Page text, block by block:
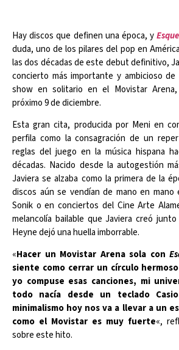
Hay discos que definen una época, y
duda, uno de los pilares del pop en
las dos décadas de este debut definitivo,
concierto más importante y ambicioso
show en solitario en el Movistar
próximo 9 de diciembre.
Esta gran cita, producida por Meni en
perfila como la consagración de un
reglas del juego en la música hispana
décadas. Nacido desde la autogestión
Javiera se alzaba como la primera de la
discos aún se vendían de mano en mano
Sonik o en conciertos del Cine Arte
melancolía bailable que Javiera creó
Heyne dejó una huella imborrable.
«Hacer un Movistar Arena sola con
siente como cerrar un círculo
yo compuse esas canciones, mi
todo nacía desde un teclado
minimalismo hoy nos va a llevar a un
como el Movistar es muy fuerte«,
sobre este hito.